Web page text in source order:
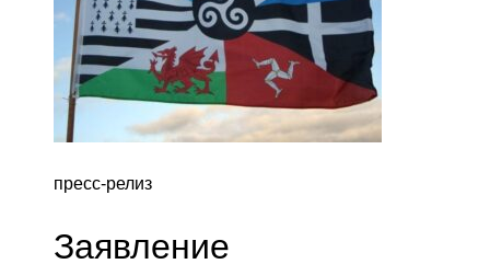
пресс-релиз
Заявление